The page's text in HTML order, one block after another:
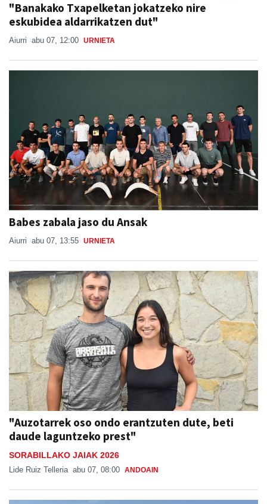
"Banakako Txapelketan jokatzeko nire
eskubidea aldarrikatzen dut"
Aiurri abu 07, 12:00 URNIETA
Babes zabala jaso du Ansak
Aiurri abu 07, 13:55 URNIETA
"Auzotarrek oso ondo erantzuten dute, beti
daude laguntzeko prest"
SORABILLAKO JAIAK 2026
Lide Ruiz Telleria abu 07, 08:00 ANDOAIN